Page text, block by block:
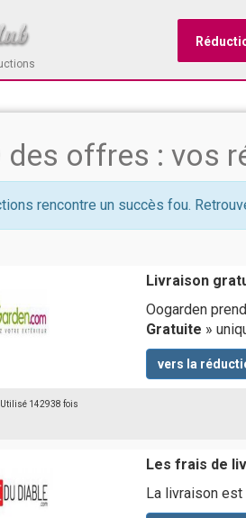
des offres : vos
rencontre un succès fou.
Livraison
Oogarden
Gratuite »
vers la
| Utilisé 142938 fois
Les frais de
La livraison